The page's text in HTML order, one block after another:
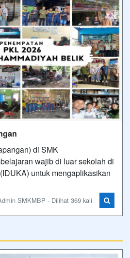
di SMK
wajib di luar sekolah di
untuk mengaplikasikan
SMKMBP - Dilihat 369 kali